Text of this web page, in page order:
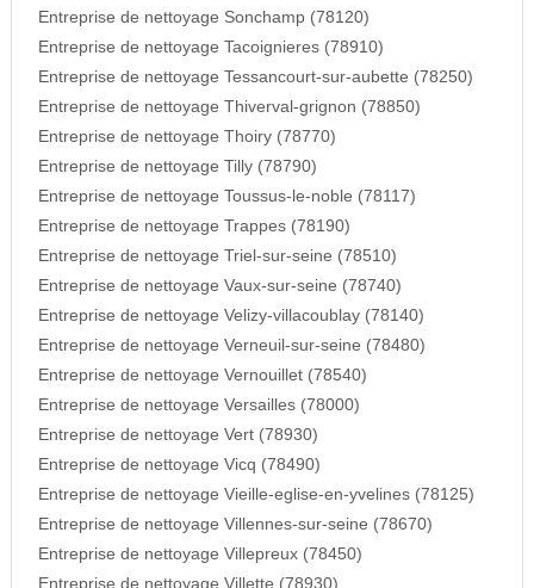
Entreprise de nettoyage Sonchamp (78120)
Entreprise de nettoyage Tacoignieres (78910)
Entreprise de nettoyage Tessancourt-sur-aubette (78250)
Entreprise de nettoyage Thiverval-grignon (78850)
Entreprise de nettoyage Thoiry (78770)
Entreprise de nettoyage Tilly (78790)
Entreprise de nettoyage Toussus-le-noble (78117)
Entreprise de nettoyage Trappes (78190)
Entreprise de nettoyage Triel-sur-seine (78510)
Entreprise de nettoyage Vaux-sur-seine (78740)
Entreprise de nettoyage Velizy-villacoublay (78140)
Entreprise de nettoyage Verneuil-sur-seine (78480)
Entreprise de nettoyage Vernouillet (78540)
Entreprise de nettoyage Versailles (78000)
Entreprise de nettoyage Vert (78930)
Entreprise de nettoyage Vicq (78490)
Entreprise de nettoyage Vieille-eglise-en-yvelines (78125)
Entreprise de nettoyage Villennes-sur-seine (78670)
Entreprise de nettoyage Villepreux (78450)
Entreprise de nettoyage Villette (78930)